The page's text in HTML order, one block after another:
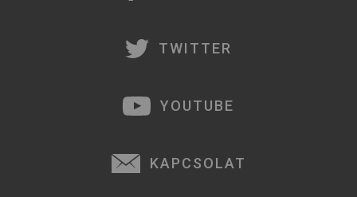
TWITTER
YOUTUBE
KAPCSOLAT